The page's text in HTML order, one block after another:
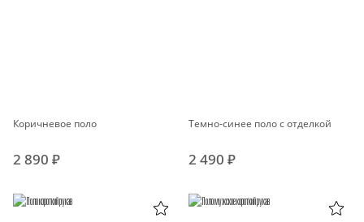
Коричневое поло
2 890 ₽
Темно-синее поло с отделкой
2 490 ₽